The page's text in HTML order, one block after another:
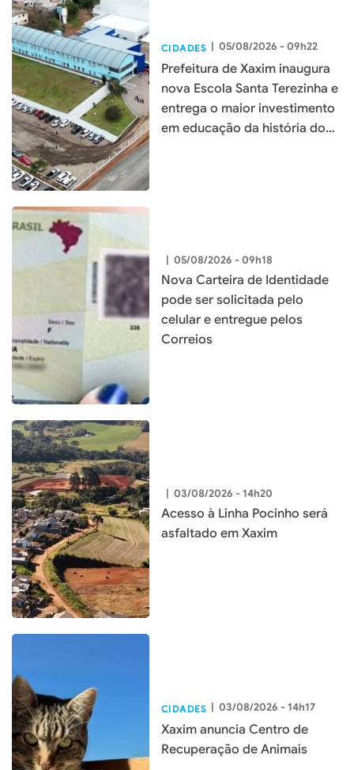
CIDADES | 05/08/2026 - 09h22
Prefeitura de Xaxim inaugura
nova Escola Santa Terezinha e
entrega o maior investimento
em educação da história do
| 05/08/2026 - 09h18
Nova Carteira de Identidade
pode ser solicitada pelo
celular e entregue pelos
Correios
| 03/08/2026 - 14h20
Acesso à Linha Pocinho será
asfaltado em Xaxim
CIDADES | 03/08/2026 - 14h17
Xaxim anuncia Centro de
Recuperação de Animais